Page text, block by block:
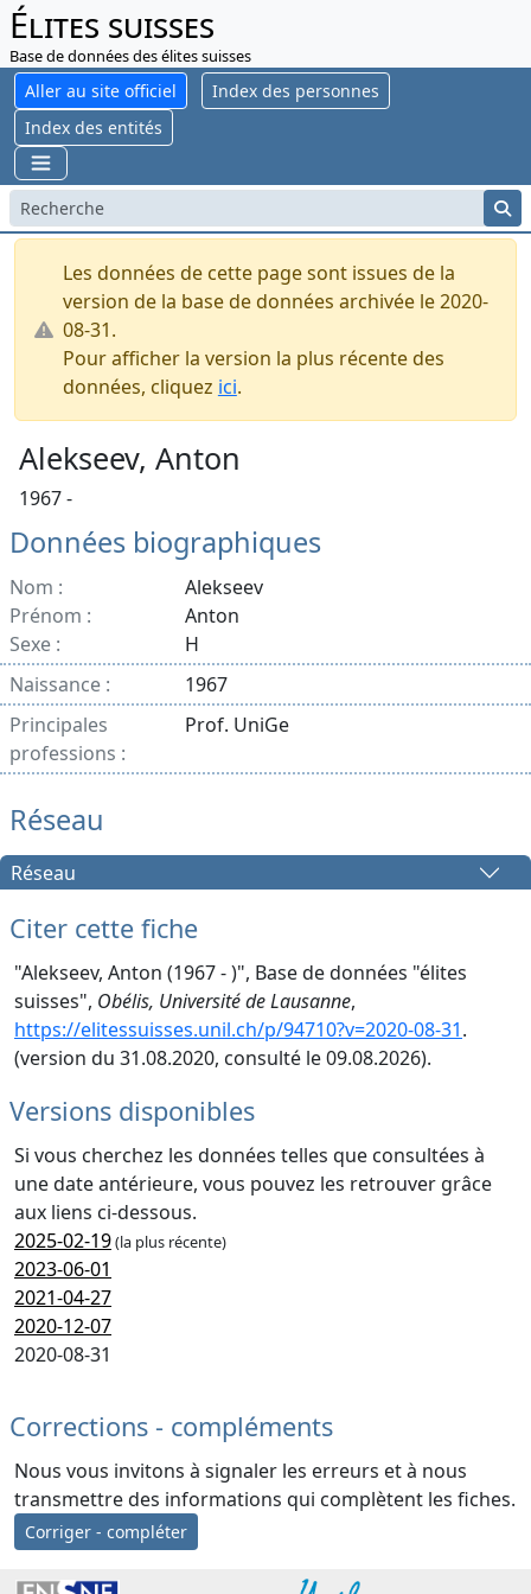
Élites suisses
Base de données des élites suisses
Aller au site officiel
Index des personnes
Index des entités
Les données de cette page sont issues de la
version de la base de données archivée le 2020-
08-31.
Pour afficher la version la plus récente des
données, cliquez ici.
Alekseev, Anton
1967 -
Données biographiques
Nom :
Alekseev
Prénom :
Anton
Sexe :
H
Naissance :
1967
Principales
professions :
Prof. UniGe
Réseau
Réseau
Citer cette fiche
"Alekseev, Anton (1967 - )", Base de données "élites
suisses", Obélis, Université de Lausanne,
https://elitessuisses.unil.ch/p/94710?v=2020-08-31.
(version du 31.08.2020, consulté le 09.08.2026).
Versions disponibles
Si vous cherchez les données telles que consultées à
une date antérieure, vous pouvez les retrouver grâce
aux liens ci-dessous.
2025-02-19(la plus récente)
2023-06-01
2021-04-27
2020-12-07
2020-08-31
Corrections - compléments
Nous vous invitons à signaler les erreurs et à nous
transmettre des informations qui complètent les fiches.
Corriger - compléter